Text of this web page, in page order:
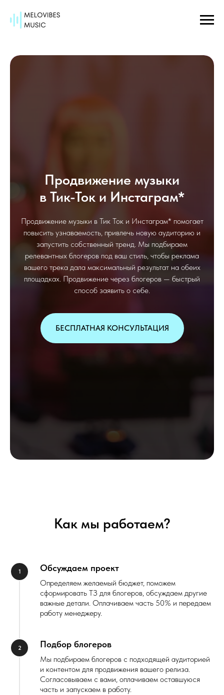
Продвижение музыки
в Тик-Ток и Инстаграм*
Продвижение музыки в Тик Ток и Инстаграм* помогает
повысить узнаваемость, привлечь новую аудиторию и
запустить собственный тренд. Мы подбираем
релевантных блогеров под ваш стиль, чтобы реклама
вашего трека дала максимальный результат на обеих
площадках. Продвижение через блогеров — быстрый
способ заявить о себе.
БЕСПЛАТНАЯ КОНСУЛЬТАЦИЯ
Как мы работаем?
Обсуждаем проект
Определяем желаемый бюджет, поможем
сформировать ТЗ для блогеров, обсуждаем другие
важные детали. Оплачиваем часть 50% и передаем
работу менеджеру.
Подбор блогеров
Мы подбираем блогеров с подходящей аудиторией
и контентом для продвижения вашего релиза.
Согласовываем с вами, оплачиваем оставшуюся
часть и запускаем в работу.